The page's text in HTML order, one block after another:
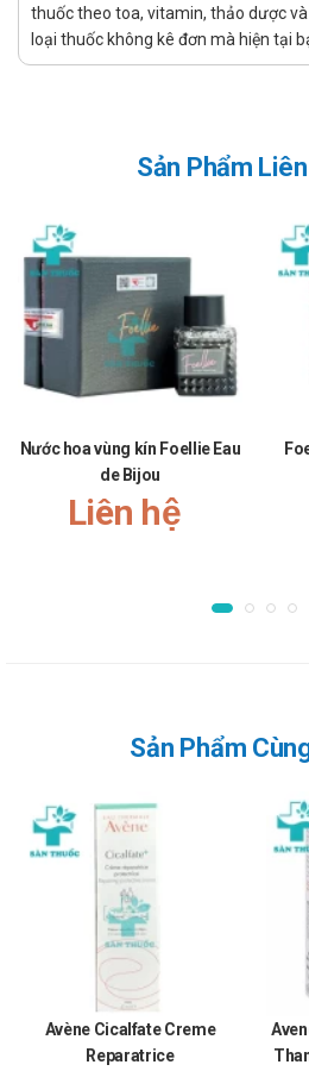
thuốc theo toa, vitamin, thảo dược
loại thuốc không kê đơn mà hiện tại
Sản Phẩm
Nước hoa vùng kín Foellie Eau
de Bijou
Liên hệ
Sản Phẩm
Avène Cicalfate Creme
Reparatrice